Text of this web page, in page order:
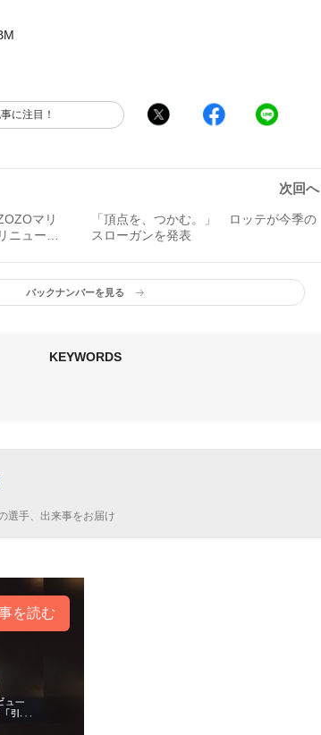
に注目！
マリ
ニューア
次回へ
「頂点を、つかむ。」 ロッテが今季の
スローガンを発表
バックナンバーを見る
KEYWORDS
選手、出来事をお届け
を読む